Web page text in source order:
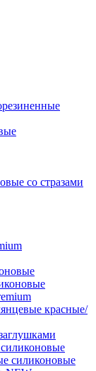
со стразами
красные/
силиконовые